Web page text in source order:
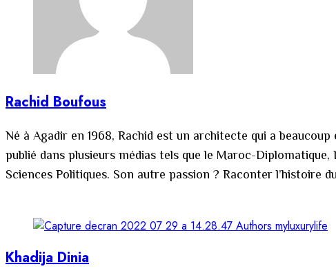
Rachid Boufous
Né à Agadir en 1968, Rachid est un architecte qui a
publié dans plusieurs médias tels que le Maroc-
Sciences Politiques. Son autre passion ? Raconter l’histoire
Khadija Dinia